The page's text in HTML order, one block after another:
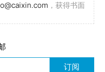
，获得书面
订阅